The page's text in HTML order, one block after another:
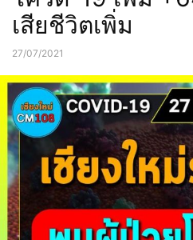
เสียชีวิตเพิ่ม
27/07/2021